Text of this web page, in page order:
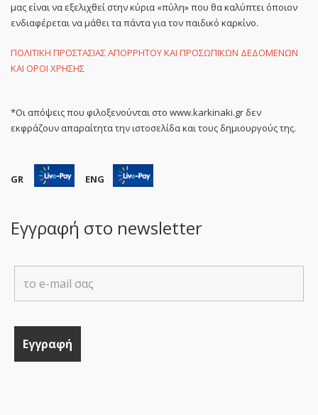
μας είναι να εξελιχθεί στην κύρια «πύλη» που θα καλύπτει όποιον
ενδιαφέρεται να μάθει τα πάντα για τον παιδικό καρκίνο.
ΠΟΛΙΤΙΚΗ ΠΡΟΣΤΑΣΙΑΣ ΑΠΟΡΡΗΤΟΥ ΚΑΙ ΠΡΟΣΩΠΙΚΩΝ ΔΕΔΟΜΕΝΩΝ
ΚΑΙ ΟΡΟΙ ΧΡΗΣΗΣ
*Οι απόψεις που φιλοξενούνται στο www.karkinaki.gr δεν
εκφράζουν απαραίτητα την ιστοσελίδα και τους δημιουργούς της.
GR ENG
Εγγραφή στο newsletter